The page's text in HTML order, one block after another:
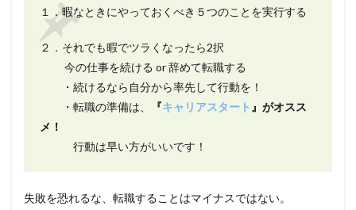
１．暇なときにやっておくべき５つのことを実行する
２．それでも暇でツラくなったら2択
今の仕事を続ける or 辞めて転職する
・続けるなら自分から率先して行動を！
・転職の準備は、
『キャリアスタート 』がオスス
メ！
行動は早い方がいいです！
失敗を恐れるな、転職することはマイナスではない。